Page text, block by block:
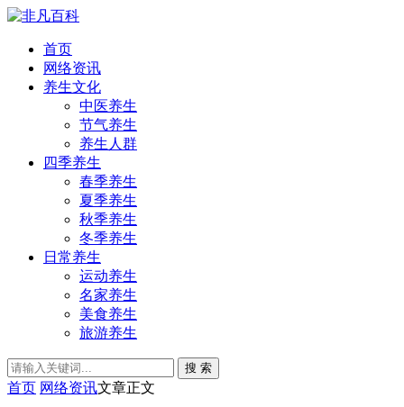
首页
网络资讯
养生文化
中医养生
节气养生
养生人群
四季养生
春季养生
夏季养生
秋季养生
冬季养生
日常养生
运动养生
名家养生
美食养生
旅游养生
搜 索
首页 网络资讯文章正文